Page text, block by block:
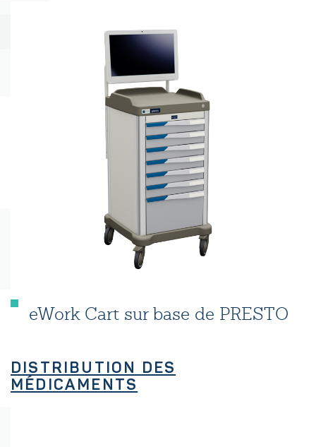
eWork Cart sur base de PRESTO
DISTRIBUTION DES
MÉDICAMENTS